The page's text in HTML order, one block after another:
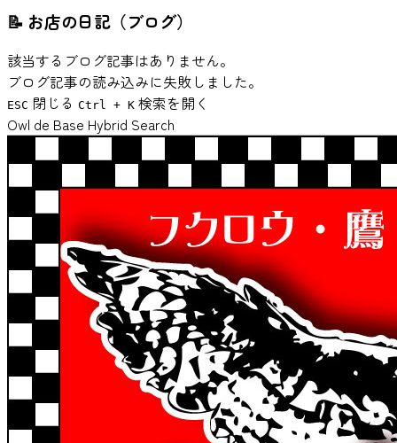
📝 お店の日記（ブログ）
該当するブログ記事はありません。
ブログ記事の読み込みに失敗しました。
ESC 閉じる Ctrl + K 検索を開く
Owl de Base Hybrid Search